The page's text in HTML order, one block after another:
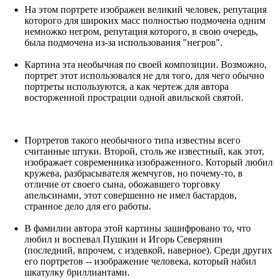
На этом портрете изображен великий человек, репутация
которого для широких масс полностью подмочена одним
немножко негром, репутация которого, в свою очередь,
была подмочена из-за использования "негров".
Картина эта необычная по своей композиции. Возможно,
портрет этот использовался не для того, для чего обычно
портреты используются, а как чертеж для автора
восторженной прострации одной авильской святой.
Портретов такого необычного типа известны всего
считанные штуки. Второй, столь же известный, как этот,
изображает современника изображенного. Который любил
кружева, разбрасывателя жемчугов, но почему-то, в
отличие от своего сына, обожавшего торговку
апельсинами, этот совершенно не имел бастардов,
странное дело для его работы.
В фамилии автора этой картины зашифровано то, что
любил и воспевал Пушкин и Игорь Северянин
(последний, впрочем, с издевкой, наверное). Среди других
его портретов -- изображение человека, который набил
шкатулку бриллиантами.